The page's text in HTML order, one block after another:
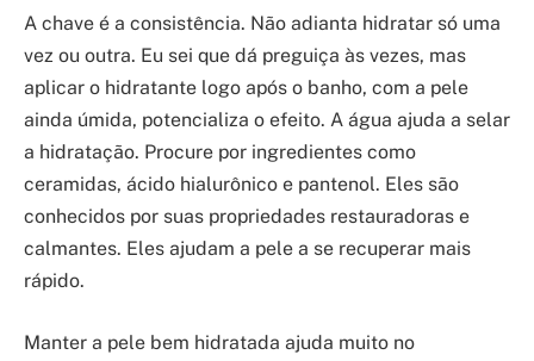
A chave é a consistência. Não adianta hidratar só uma
vez ou outra. Eu sei que dá preguiça às vezes, mas
aplicar o hidratante logo após o banho, com a pele
ainda úmida, potencializa o efeito. A água ajuda a selar
a hidratação. Procure por ingredientes como
ceramidas, ácido hialurônico e pantenol. Eles são
conhecidos por suas propriedades restauradoras e
calmantes. Eles ajudam a pele a se recuperar mais
rápido.
Manter a pele bem hidratada ajuda muito no